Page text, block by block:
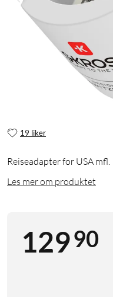
19 liker
Reiseadapter for USA mfl.
Les mer om produktet
12990